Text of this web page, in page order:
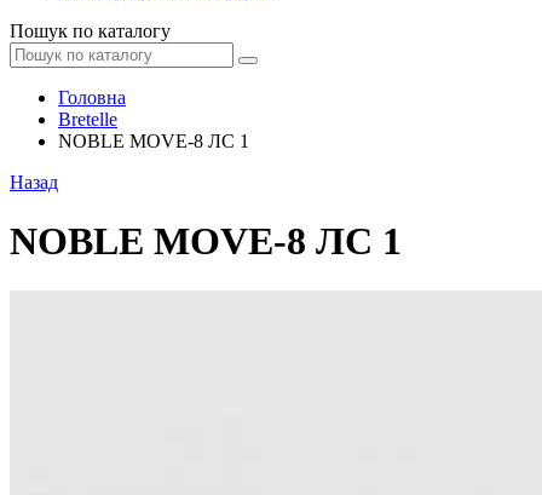
Пошук по каталогу
Головна
Bretelle
NOBLE MOVE-8 ЛС 1
Назад
NOBLE MOVE-8 ЛС 1